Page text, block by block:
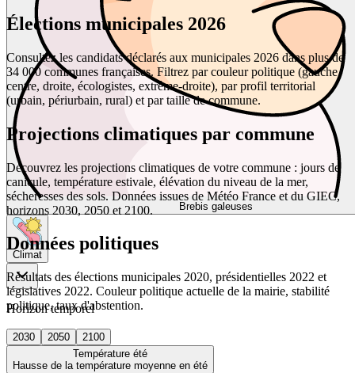
Brebis galeuses
Climat
Horizon temporel
2030 2050
2100
Température été
Hausse de la température moyenne en été
Élections municipales 2026
Consultez les candidats déclarés aux municipales 2026 dans plus de
34 000 communes françaises. Filtrez par couleur politique (gauche,
centre, droite, écologistes, extrême-droite), par profil territorial
(urbain, périurbain, rural) et par taille de commune.
Projections climatiques par commune
Découvrez les projections climatiques de votre commune : jours de
canicule, température estivale, élévation du niveau de la mer,
sécheresses des sols. Données issues de Météo France et du GIEC,
horizons 2030, 2050 et 2100.
Données politiques
Résultats des élections municipales 2020, présidentielles 2022 et
législatives 2022. Couleur politique actuelle de la mairie, stabilité
politique, taux d'abstention.